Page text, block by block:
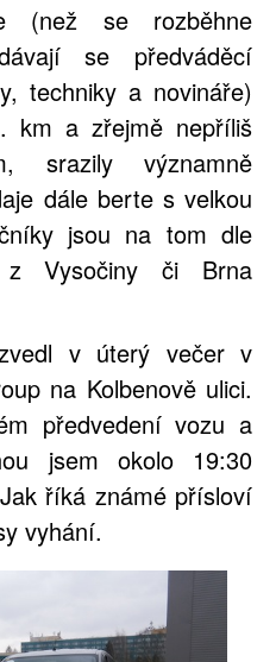
(než se rozběhne
se předváděcí
techniky a novináře)
km a zřejmě nepříliš
srazily významně
dále berte s velkou
jsou na tom dle
z Vysočiny či Brna
v úterý večer v
na Kolbenově ulici.
předvedení vozu a
jsem okolo 19:30
říká známé přísloví
vyhání.